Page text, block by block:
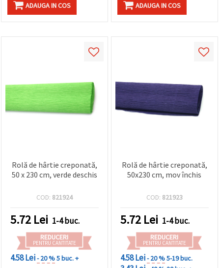
ADAUGA IN COS ADAUGA IN COS
Rolă de hârtie creponată,
50 x 230 cm, verde deschis
COD: 821924
5.72 Lei 1-4 buc.
REDUCERI
PENTRU CANTITATE
4.58 Lei- 20 %5 buc. +
Rolă de hârtie creponată,
50x230 cm, mov închis
COD: 821923
5.72 Lei 1-4 buc.
REDUCERI
PENTRU CANTITATE
4.58 Lei- 20 %5-19 buc.